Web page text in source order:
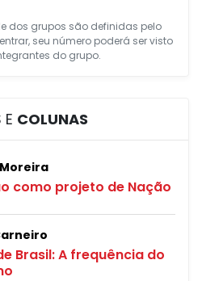
dos grupos são definidas pelo
seu número poderá ser visto
do grupo.
E COLUNAS
como projeto de Nação
Brasil: A frequência do